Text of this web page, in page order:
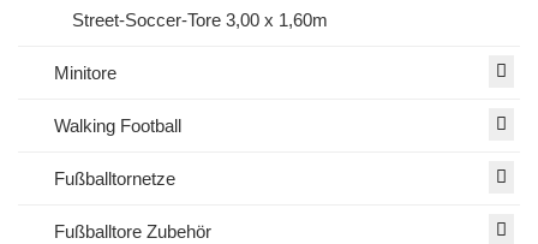
Street-Soccer-Tore 3,00 x 1,60m
Minitore
Walking Football
Fußballtornetze
Fußballtore Zubehör